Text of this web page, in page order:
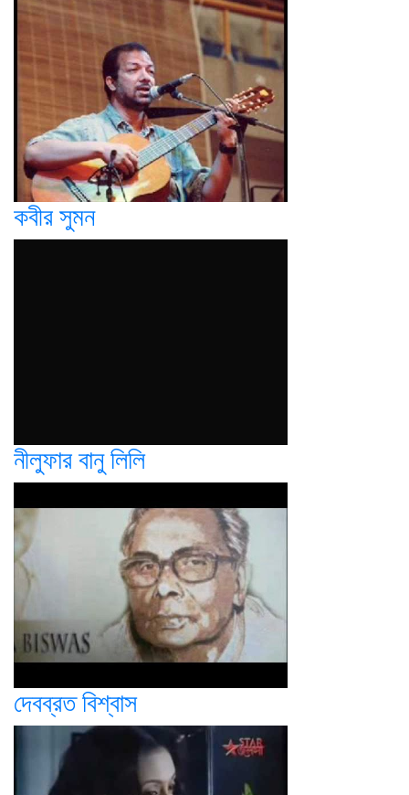
কবীর সুমন
নীলুফার বানু লিলি
দেবব্রত বিশ্বাস